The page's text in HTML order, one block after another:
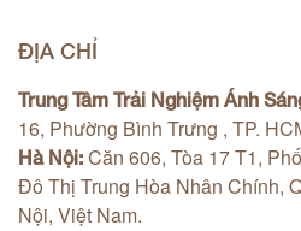
ĐỊA CHỈ
Trung Tâm Trải Nghiệm Ánh
16, Phường Bình Trưng , TP.
Hà Nội: Căn 606, Tòa 17 T1,
Đô Thị Trung Hòa Nhân Chính,
Nội, Việt Nam.